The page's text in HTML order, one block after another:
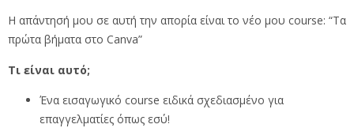
Η απάντησή μου σε αυτή την απορία είναι το νέο μου course: “Τα
πρώτα βήματα στο Canva”
Τι είναι αυτό;
Ένα εισαγωγικό course ειδικά σχεδιασμένο για
επαγγελματίες όπως εσύ!